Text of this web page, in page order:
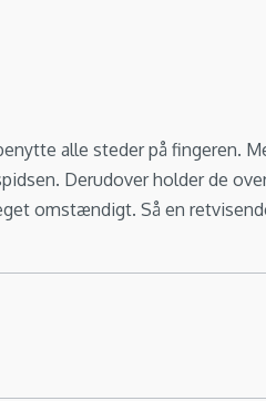
alle steder på fingeren.
Derudover holder de
omstændigt. Så en